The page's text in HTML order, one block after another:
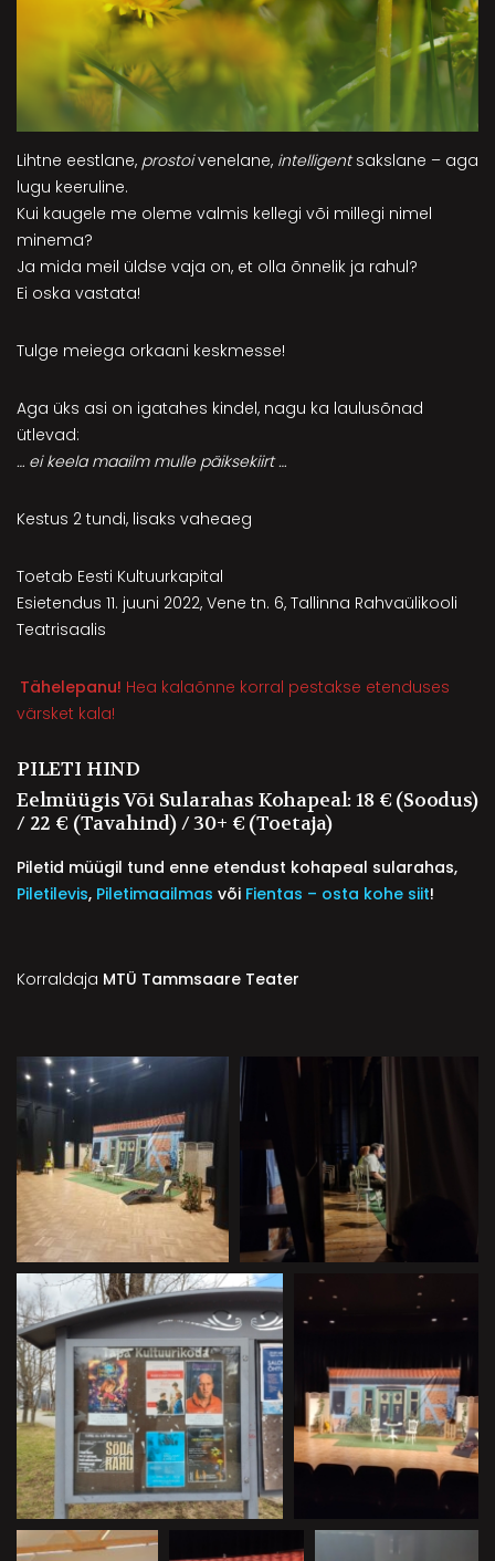
Lihtne eestlane, prostoivenelane, intelligentsakslane – aga
lugu keeruline.
Kui kaugele me oleme valmis kellegi või millegi nimel
minema?
Ja mida meil üldse vaja on, et olla õnnelik ja rahul?
Ei oska vastata!
Tulge meiega orkaani keskmesse!
Aga üks asi on igatahes kindel, nagu ka laulusõnad
ütlevad:
… ei keela maailm mulle päiksekiirt …
Kestus 2 tundi, lisaks vaheaeg
Toetab Eesti Kultuurkapital
Esietendus 11. juuni 2022, Vene tn. 6, Tallinna Rahvaülikooli
Teatrisaalis
Tähelepanu! Hea kalaõnne korral pestakse etenduses
värsket kala!
PILETI HIND
Eelmüügis Või Sularahas Kohapeal: 18 € (soodus)
/ 22 € (tavahind) / 30+ € (toetaja)
Piletid müügil tund enne etendust kohapeal sularahas,
Piletilevis, Piletimaailmas või Fientas – osta kohe siit!
Korraldaja MTÜ Tammsaare Teater